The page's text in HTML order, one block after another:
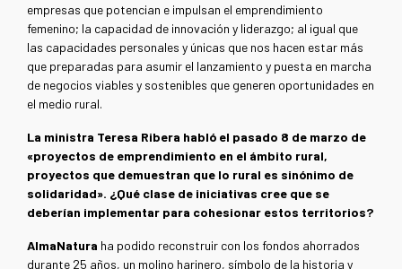
empresas que potencian e impulsan el emprendimiento
femenino; la capacidad de innovación y liderazgo; al igual que
las capacidades personales y únicas que nos hacen estar más
que preparadas para asumir el lanzamiento y puesta en marcha
de negocios viables y sostenibles que generen oportunidades en
el medio rural.
La ministra Teresa Ribera habló el pasado 8 de marzo de
«proyectos de emprendimiento en el ámbito rural,
proyectos que demuestran que lo rural es sinónimo de
solidaridad». ¿Qué clase de iniciativas cree que se
deberían implementar para cohesionar estos territorios?
AlmaNatura ha podido reconstruir con los fondos ahorrados
durante 25 años, un molino harinero, símbolo de la historia y